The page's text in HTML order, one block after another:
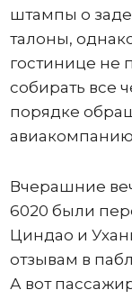
штампы о
талоны,
гостинице не
собирать все
порядке
Вчерашние
6020 были
Циндао и
отзывам в
А вот